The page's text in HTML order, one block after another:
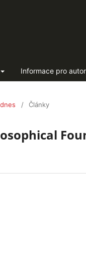
Informace pro
/ Články